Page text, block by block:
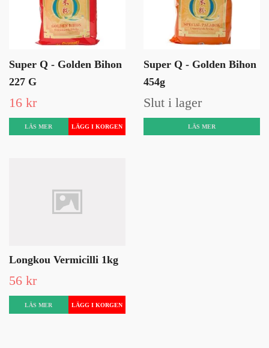
Super Q - Golden Bihon
227 G
16 kr
LÄS MER
Super Q - Golden Bihon
454g
Slut i lager
LÄS MER
Longkou Vermicilli 1kg
56 kr
LÄS MER